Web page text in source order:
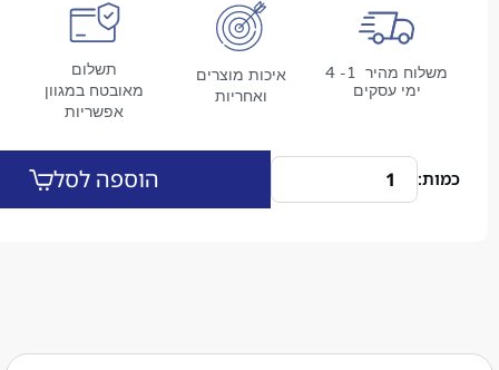
משלוח מהיר 1- 4
איכות מוצרים
תשלום
מאובטח במגוון
הוספה לסל